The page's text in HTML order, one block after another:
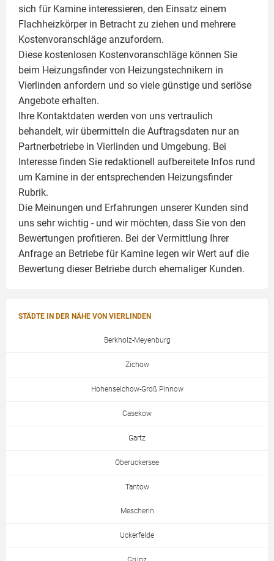
sich für Kamine interessieren, den Einsatz einem
Flachheizkörperin Betracht zu ziehen und mehrere
Kostenvoranschläge anzufordern.
Diese kostenlosen Kostenvoranschläge können Sie
beim Heizungsfinder von Heizungstechnikern in
Vierlinden anfordern und so viele günstige und seriöse
Angebote erhalten.
Ihre Kontaktdaten werden von uns vertraulich
behandelt, wir übermitteln die Auftragsdaten nur an
Partnerbetriebe in Vierlinden und Umgebung. Bei
Interesse finden Sie redaktionell aufbereitete Infos rund
um Kamine in der entsprechenden Heizungsfinder
Rubrik.
Die Meinungen und Erfahrungen unserer Kunden sind
uns sehr wichtig - und wir möchten, dass Sie von den
Bewertungen profitieren. Bei der Vermittlung Ihrer
Anfrage an Betriebe für Kamine legen wir Wert auf die
Bewertung dieser Betriebe durch ehemaliger Kunden.
STÄDTE IN DER NÄHE VON VIERLINDEN
Berkholz-Meyenburg
Zichow
Hohenselchow-Groß Pinnow
Casekow
Gartz
Oberuckersee
Tantow
Mescherin
Uckerfelde